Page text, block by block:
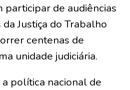
de audiências
Justiça do Trabalho
centenas de
unidade judiciária.
política nacional de